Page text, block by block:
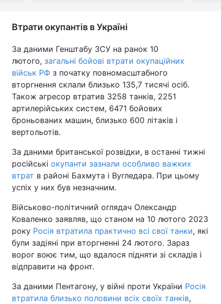
Втрати окупантів в Україні
За даними Генштабу ЗСУ на ранок 10
лютого, загальні бойові втрати окупаційних
військ РФ з початку повномасштабного
вторгнення склали близько 135,7 тисячі осіб.
Також агресор втратив 3258 танків, 2251
артилерійських систем, 6471 бойових
броньованих машин, близько 600 літаків і
вертольотів.
За даними британської розвідки, в останні тижні
російські окупанти зазнали особливо важких
втрат в районі Бахмута і Вугледара. При цьому
успіх у них був незначним.
Військово-політичний оглядач Олександр
Коваленко заявляв, що станом на 10 лютого 2023
року Росія втратила практично всі свої танки, які
були задіяні при вторгненні 24 лютого. Зараз
ворог воює тим, що вдалося підняти зі складів і
відправити на фронт.
За даними Пентагону, у війні проти України Росія
втратила близько половини всіх своїх танків,